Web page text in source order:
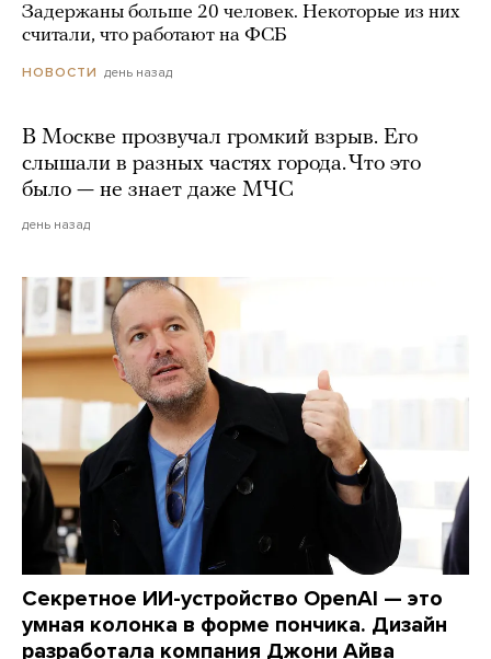
Задержаны больше 20 человек. Некоторые из них
считали, что работают на ФСБ
НОВОСТИ день назад
В Москве прозвучал громкий взрыв. Его
слышали в разных частях города. Что это
было — не знает даже МЧС
день назад
Секретное ИИ-устройство OpenAI — это
умная колонка в форме пончика. Дизайн
разработала компания Джони Айва